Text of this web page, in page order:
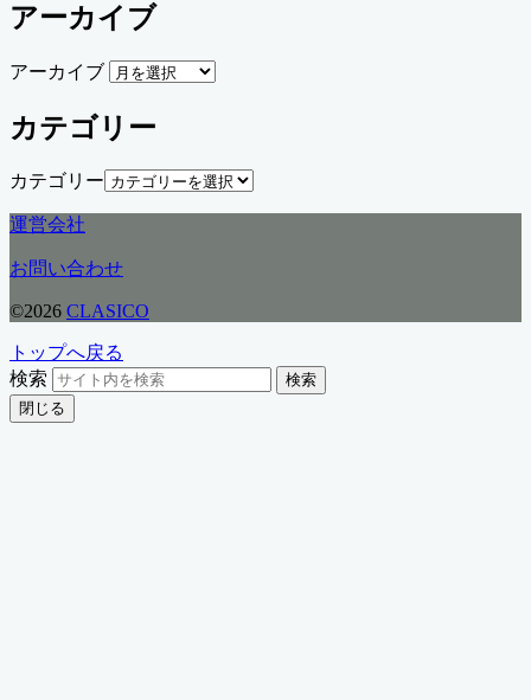
アーカイブ
アーカイブ
カテゴリー
カテゴリー
運営会社
お問い合わせ
©2026 CLASICO
トップへ戻る
検索
検索
閉じる